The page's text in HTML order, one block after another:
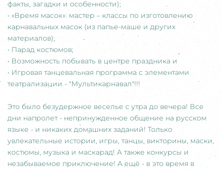
факты, загадки и особенности);
• «Время масок»: мастер – классы по изготовлению
карнавальных масок (из папье-маше и других
материалов);
• Парад костюмов;
• Возможность побывать в центре праздника и
• Игровая танцевальная программа с элементами
театрализации - "Мультикарнавал"!!!
Это было безудержное веселье с утра до вечера! Все
дни напролет - непринужденное общение на русском
языке - и никаких домашних заданий! Только
увлекательные истории, игры, танцы, викторины, маски,
костюмы, музыка и маскарад! А также конкурсы и
незабываемое приключение! А ещё - в это время в